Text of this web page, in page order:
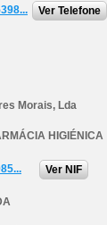
Ver Telefone
Morais, Lda
HIGIÉNICA
Ver NIF